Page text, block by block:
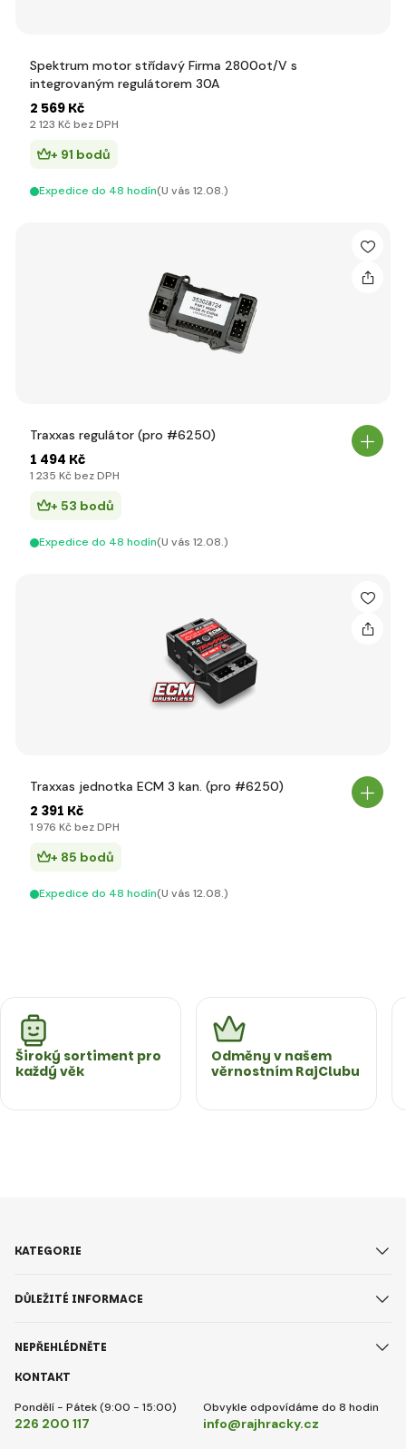
Spektrum motor střídavý Firma 2800ot/V s
integrovaným regulátorem 30A
2 569 Kč
2 123 Kč bez DPH
+ 91 bodů
Expedice do 48 hodín(U vás 12.08.)
Traxxas regulátor (pro #6250)
1 494 Kč
1 235 Kč bez DPH
+ 53 bodů
Expedice do 48 hodín(U vás 12.08.)
Traxxas jednotka ECM 3 kan. (pro #6250)
2 391 Kč
1 976 Kč bez DPH
+ 85 bodů
Expedice do 48 hodín(U vás 12.08.)
Široký sortiment pro
každý věk
Odměny v našem
věrnostním RajClubu
KONTAKT
Pondělí - Pátek (9:00 - 15:00)
226 200 117
Obvykle odpovídáme do 8 hodin
info@rajhracky.cz
KATEGORIE
DŮLEŽITÉ INFORMACE
NEPŘEHLÉDNĚTE